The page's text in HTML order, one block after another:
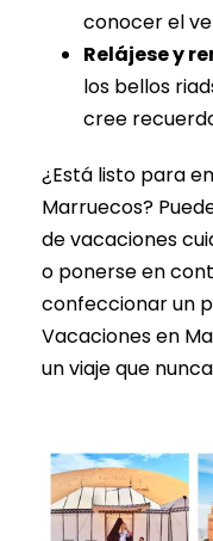
conocer el
Relájese y
los bellos
cree
¿Está listo para
Marruecos?
de vacaciones
o ponerse en
confeccionar un
Vacaciones en
un viaje que